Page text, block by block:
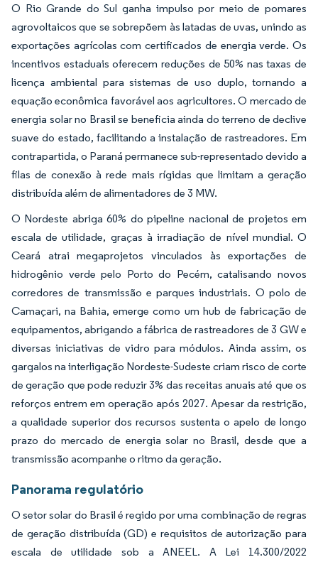
O Rio Grande do Sul ganha impulso por meio de pomares
agrovoltaicos que se sobrepõem às latadas de uvas, unindo as
exportações agrícolas com certificados de energia verde. Os
incentivos estaduais oferecem reduções de 50% nas taxas de
licença ambiental para sistemas de uso duplo, tornando a
equação econômica favorável aos agricultores. O mercado de
energia solar no Brasil se beneficia ainda do terreno de declive
suave do estado, facilitando a instalação de rastreadores. Em
contrapartida, o Paraná permanece sub-representado devido a
filas de conexão à rede mais rígidas que limitam a geração
distribuída além de alimentadores de 3 MW.
O Nordeste abriga 60% do pipeline nacional de projetos em
escala de utilidade, graças à irradiação de nível mundial. O
Ceará atrai megaprojetos vinculados às exportações de
hidrogênio verde pelo Porto do Pecém, catalisando novos
corredores de transmissão e parques industriais. O polo de
Camaçari, na Bahia, emerge como um hub de fabricação de
equipamentos, abrigando a fábrica de rastreadores de 3 GW e
diversas iniciativas de vidro para módulos. Ainda assim, os
gargalos na interligação Nordeste-Sudeste criam risco de corte
de geração que pode reduzir 3% das receitas anuais até que os
reforços entrem em operação após 2027. Apesar da restrição,
a qualidade superior dos recursos sustenta o apelo de longo
prazo do mercado de energia solar no Brasil, desde que a
transmissão acompanhe o ritmo da geração.
Panorama regulatório
O setor solar do Brasil é regido por uma combinação de regras
de geração distribuída (GD) e requisitos de autorização para
escala de utilidade sob a ANEEL. A Lei 14.300/2022